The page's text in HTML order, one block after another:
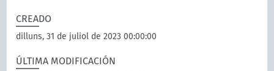
CREADO
dilluns, 31 de juliol de 2023 00:00:00
ÚLTIMA MODIFICACIÓN